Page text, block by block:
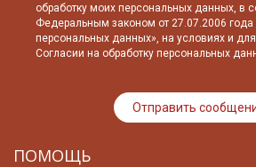
обработку моих персональных данных, в
Федеральным законом от 27.07.2006
персональных данных», на условиях и
Согласии на обработку персональных
ПОМОЩЬ